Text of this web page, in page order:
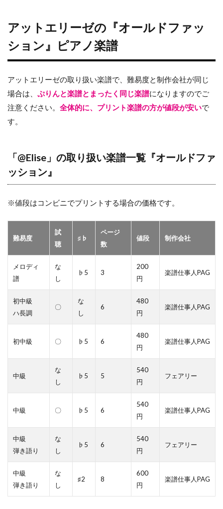
アットエリーゼの『オールドファッ
ション』ピアノ楽譜
アットエリーゼの取り扱い楽譜で、難易度と制作会社が同じ
場合は、 ぷりんと楽譜とまったく同じ楽譜になりますのでご
注意ください。 全体的に、プリント楽譜の方が値段が安いで
す。
「@Elise」の取り扱い楽譜一覧『オールドファ
ッション』
※値段はコンビニでプリントする場合の価格です。
難易度
試
聴
♯♭
ページ
数
値段 制作会社
メロディ
譜
な
し
♭5 3
200
円
楽譜仕事人PAG
初中級
ハ長調
〇
な
し
6
480
円
楽譜仕事人PAG
初中級 〇 ♭5 6
480
円
楽譜仕事人PAG
中級
な
し
♭5 5
540
円
フェアリー
中級 〇 ♭5 6
540
円
楽譜仕事人PAG
中級
弾き語り
な
し
♭5 6
540
円
フェアリー
中級
弾き語り
な
し
♯2 8
600
円
楽譜仕事人PAG